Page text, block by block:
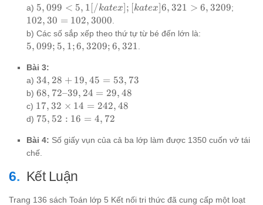
a) 5,099 <
5,1[/katex];
[katex]6,321
> 6,3209
5, 099 < 5, 1 [/katex]; [katex]6, 321 > 6, 3209;
102, 30 = 102, 3000
b) Các số sắp xếp theo thứ tự từ bé đến lớn là:
5, 099; 5, 1;6, 3209; 6, 321
Bài 3:
a) 34,28
+
19,45
=
53,73
34, 28 + 19, 45 = 53, 73
b) 68,72
–
39,24
29,48
68, 72–39, 24 = 29, 48
c) 17,32
\times
242,48
17, 32 × 14 = 242, 48
d) 75,52
=
4,72
75, 52 : 16 = 4, 72
Bài 4: Số giấy vụn của cả ba lớp làm được 1350 cuốn vở tái
chế.
Kết Luận
Trang 136 sách Toán lớp 5 Kết nối tri thức đã cung cấp một loạt